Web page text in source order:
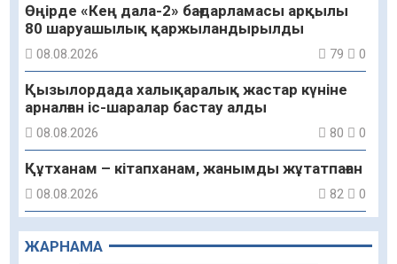
Өңірде «Кең дала-2» бағдарламасы арқылы
80 шаруашылық қаржыландырылды
08.08.2026 79 0
Қызылордада халықаралық жастар күніне
арналған іс-шаралар бастау алды
08.08.2026 80 0
Құтханам – кітапханам, жанымды жұтатпаған
08.08.2026 82 0
Құрылыс қарқыны – қала дамуының айғағы
08.08.2026
ЖАРНАМА